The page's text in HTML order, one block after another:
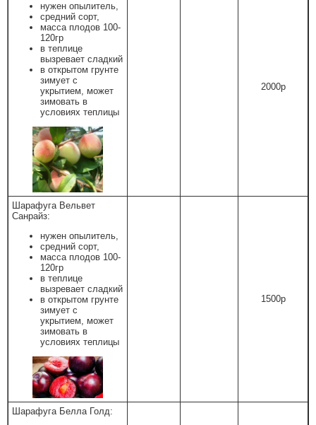
нужен опылитель,
средний сорт,
масса плодов 100-
120гр
в теплице
вызревает сладкий
в открытом грунте
зимует с
укрытием, может
зимовать в
условиях теплицы
2000р
Шарафуга Вельвет
Санрайз:
нужен опылитель,
средний сорт,
масса плодов 100-
120гр
в теплице
вызревает сладкий
в открытом грунте
зимует с
укрытием, может
зимовать в
условиях теплицы
1500р
Шарафуга Белла Голд: